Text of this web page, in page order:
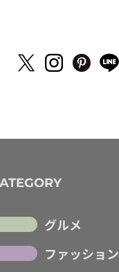
グルメ
ファッション